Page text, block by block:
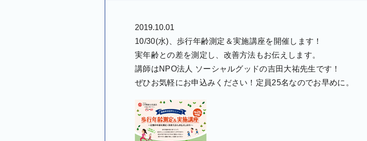
2019.10.01
10/30(水)、歩行年齢測定＆実施講座を開催します！
実年齢との差を測定し、改善方法もお伝えします。
講師はNPO法人 ソーシャルグッドの吉田大祐先生です！
ぜひお気軽にお申込みください！定員25名なのでお早めに。